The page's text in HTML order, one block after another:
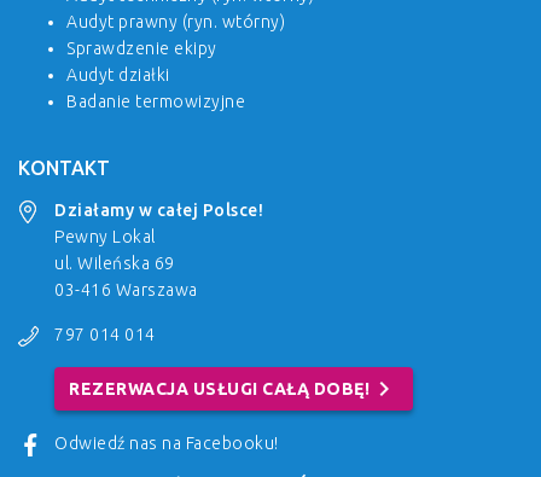
Audyt prawny (ryn. wtórny)
Sprawdzenie ekipy
Audyt działki
Badanie termowizyjne
KONTAKT
Działamy w całej Polsce!
Pewny Lokal
ul. Wileńska 69
03-416 Warszawa
797 014 014
REZERWACJA USŁUGI CAŁĄ DOBĘ! chevron_right
Odwiedź nas na Facebooku!